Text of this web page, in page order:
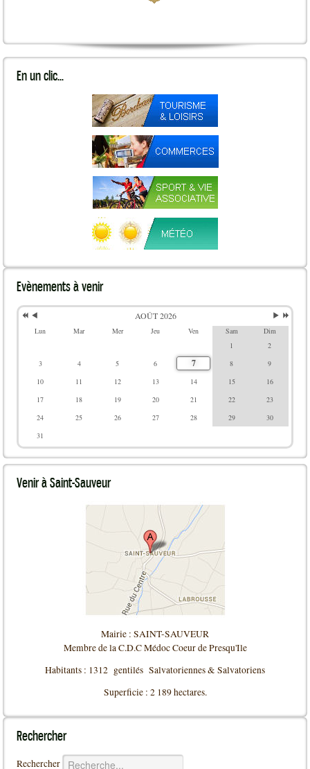
Enun clic...
Evènementsà venir
AOÛT 2026
Lun Mar Mer Jeu Ven Sam
Dim
1
2
3
4 5 6 7 8
9
10
11 12 13 14 15
16
17
18 19 20 21 22
23
24
25 26 27 28 29
30
31
Venirà Saint-Sauveur
Mairie : SAINT-SAUVEUR
Membre de la C.D.C Médoc Coeur de Presqu'Ile
Habitants : 1312 gentilés Salvatoriennes & Salvatoriens
Superficie : 2 189 hectares.
Rechercher
Rechercher